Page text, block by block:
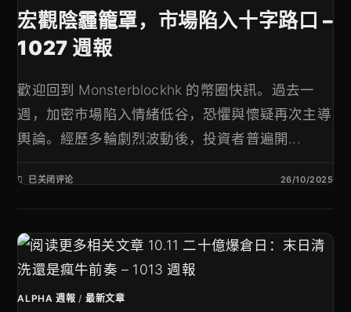
宏觀陰霾籠罩，市場陷入十字路口 –
1027 週報
歡迎回到 Monsterblockhk 的幣圈快訊。過去一
週，加密市場陷入情緒低谷，恐懼與懷疑再次主導
輿論。經歷多輪劇烈波動後，投資者普遍開...
已关闭评论 26/10/2025
ALPHA 週報 /最新文章